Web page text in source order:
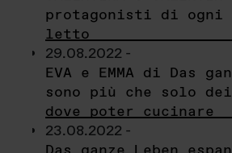
protagonisti di ogni
letto
29.08.2022 -
EVA e EMMA di Das
sono più che solo
dove poter cucinare
23.08.2022 -